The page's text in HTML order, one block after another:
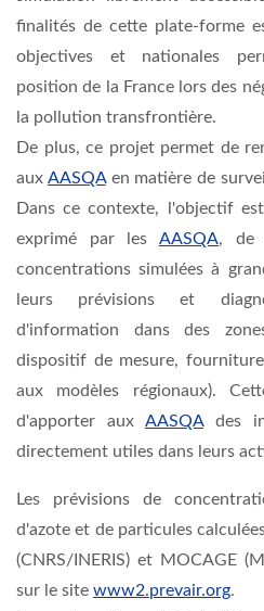
finalités de cette plate-forme
objectives et nationales
position de la France lors des
la pollution transfrontière.
De plus, ce projet permet de
aux AASQAen matière de
Dans ce contexte, l'objectif
exprimé par les AASQA, de
concentrations simulées à
leurs prévisions et
d'information dans des
dispositif de mesure,
aux modèles régionaux).
d'apporter aux AASQAdes
directement utiles dans leurs
Les prévisions de
d'azote et de particules
(CNRS/INERIS) et MOCAGE
sur le site www2.prevair.org.